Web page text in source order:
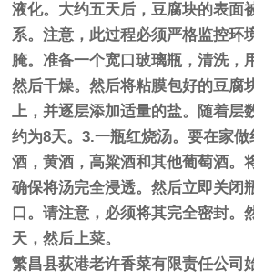
液化。大约五天后，豆腐块的表面
系。注意，此过程必须严格监控环
腌。准备一个宽口玻璃瓶，清洗，
然后干燥。然后将粘膜包好的豆腐
上，并逐层添加适量的盐。随着层
约为8天。3.一瓶红烧汤。要在家
酒，黄酒，高粱酒和其他葡萄酒。
确保将汤完全浸透。然后立即关闭
口。请注意，必须将其完全密封。
天，然后上菜。
繁昌县荻港老许香菜有限责任公司